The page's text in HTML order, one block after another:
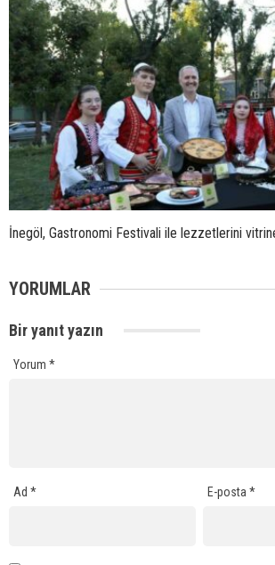
İnegöl, Gastronomi Festivali ile lezzetlerini
YORUMLAR
Bir yanıt yazın
Yorum *
Ad * E-posta*